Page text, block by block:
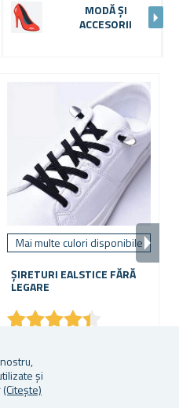
și
(Citește)
MODĂ ȘI
ACCESORII
Mai multe culori disponibile
ȘIRETURI EALSTICE FĂRĂ
LEGARE
★★★★★
★★★★★
12,36 lei